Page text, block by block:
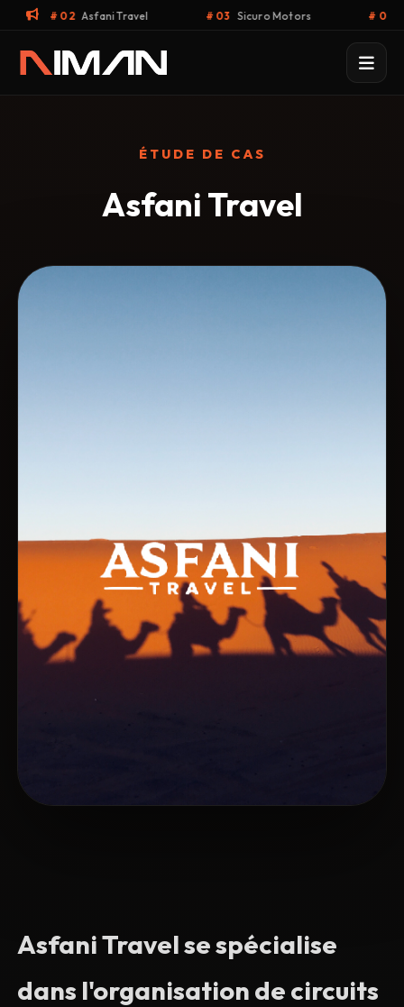
Asfani Travel # 03 Sicuro Motors # 04 Muneris
ÉTUDE DE CAS
Asfani Travel
Asfani Travel se spécialise
dans l'organisation de circuits